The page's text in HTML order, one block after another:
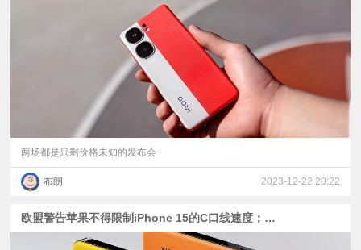
普
验
两场都是只剩价格未知的发布会
布朗 2023-12-22 20:22
欧盟警告苹果不得限制iPhone 15的C口线速度；看花眼，小米13再加3款定制色；超高频天玑9200+来了